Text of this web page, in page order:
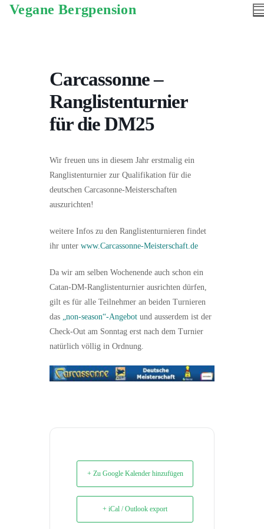
Vegane Bergpension
Carcassonne –
Ranglistenturnier
für die DM25
Wir freuen uns in diesem Jahr erstmalig ein
Ranglistenturnier zur Qualifikation für die
deutschen Carcasonne-Meisterschaften
auszurichten!
weitere Infos zu den Ranglistenturnieren findet
ihr unter www.Carcassonne-Meisterschaft.de
Da wir am selben Wochenende auch schon ein
Catan-DM-Ranglistenturnier ausrichten dürfen,
gilt es für alle Teilnehmer an beiden Turnieren
das
„non-season“-Angebot und ausserdem ist der
Check-Out am Sonntag erst nach dem Turnier
natürlich völlig in Ordnung.
+ Zu Google Kalender hinzufügen
+ iCal / Outlook export